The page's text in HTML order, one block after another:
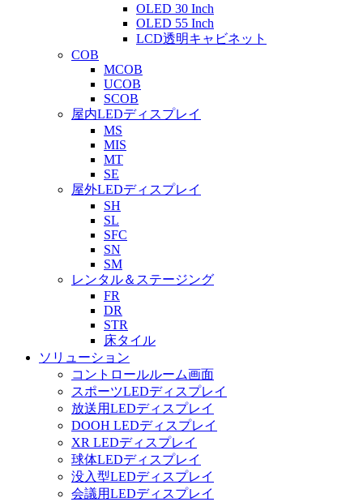
OLED 30 Inch
OLED 55 Inch
LCD透明キャビネット
COB
MCOB
UCOB
SCOB
屋内LEDディスプレイ
MS
MIS
MT
SE
屋外LEDディスプレイ
SH
SL
SFC
SN
SM
レンタル＆ステージング
FR
DR
STR
床タイル
ソリューション
コントロールルーム画面
スポーツLEDディスプレイ
放送用LEDディスプレイ
DOOH LEDディスプレイ
XR LEDディスプレイ
球体LEDディスプレイ
没入型LEDディスプレイ
会議用LEDディスプレイ